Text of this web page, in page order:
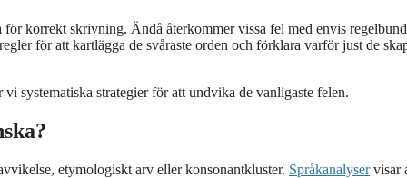
korrekt skrivning. Ändå återkommer vissa fel med envis
för att kartlägga de svåraste orden och förklara varför just de
systematiska strategier för att undvika de vanligaste felen.
etymologiskt arv eller konsonantkluster. Språkanalyservisar